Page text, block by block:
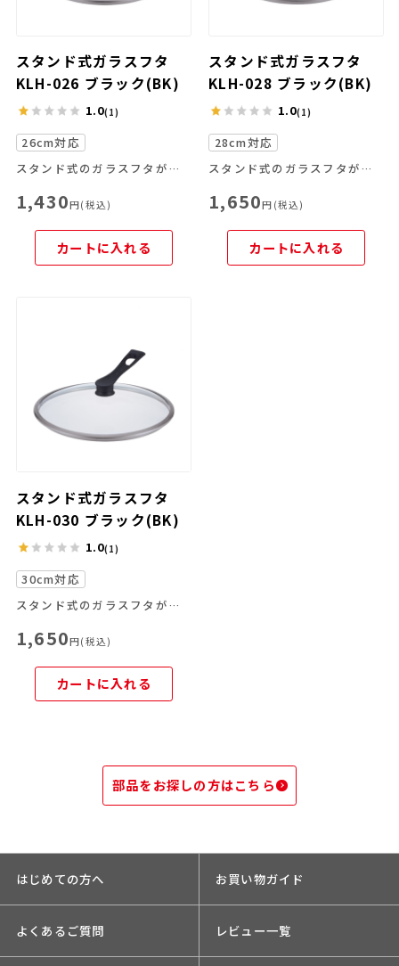
スタンド式ガラスフタ
KLH-026 ブラック(BK)
1.0(1)
26cm対応
スタンド式のガラスフタが登場！
1,430円(税込)
カートに入れる
スタンド式ガラスフタ
KLH-028 ブラック(BK)
1.0(1)
28cm対応
スタンド式のガラスフタが登場！
1,650円(税込)
カートに入れる
スタンド式ガラスフタ
KLH-030 ブラック(BK)
1.0(1)
30cm対応
スタンド式のガラスフタが登場！
1,650円(税込)
カートに入れる
部品をお探しの方はこちら
はじめての方へ お買い物ガイド
よくあるご質問 レビュー一覧